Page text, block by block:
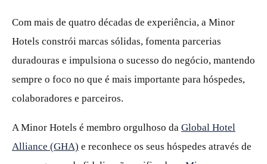
Com mais de quatro décadas de experiência, a Minor
Hotels constrói marcas sólidas, fomenta parcerias
duradouras e impulsiona o sucesso do negócio, mantendo
sempre o foco no que é mais importante para hóspedes,
colaboradores e parceiros.
A Minor Hotels é membro orgulhoso da Global Hotel
Alliance (GHA) e reconhece os seus hóspedes através de